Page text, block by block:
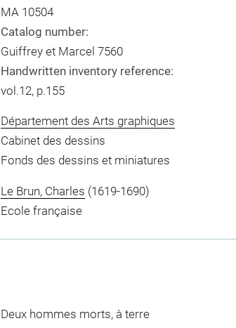
MA 10504
Catalog number:
Guiffrey et Marcel 7560
Handwritten inventory reference:
vol.12, p.155
Département des Arts graphiques
Cabinet des dessins
Fonds des dessins et miniatures
Le Brun, Charles (1619-1690)
Ecole française
Deux hommes morts, à terre